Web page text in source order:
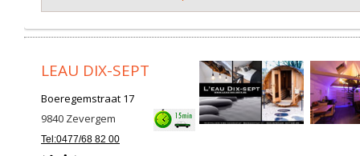
LEAU DIX-SEPT
Boeregemstraat 17
9840 Zevergem
Tel:0477/68 82 00